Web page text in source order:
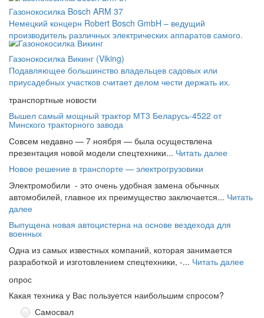
Газонокосилка Bosch ARM 37
Немецкий концерн Robert Bosch GmbH – ведущий
производитель различных электрических аппаратов самого.
Газонокосилка Викинг (Viking)
Подавляющее большинство владельцев садовых или
приусадебных участков считает делом чести держать их.
транспортные новости
Вышел самый мощный трактор МТ3 Беларусь-4522 от
Минского тракторного завода
Совсем недавно — 7 ноября — была осуществлена
презентация новой модели спецтехники... Читать далее
Новое решение в транспорте — электрогрузовики
Электромобили - это очень удобная замена обычных
автомобилей, главное их преимущество заключается... Читать
далее
Выпущена новая автоцистерна на основе вездехода для
военных
Одна из самых известных компаний, которая занимается
разработкой и изготовлением спецтехники, -... Читать далее
опрос
Какая техника у Вас пользуется наибольшим спросом?
Самосвал